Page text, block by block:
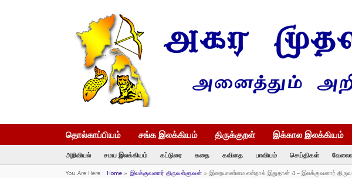
தொல்காப்பியம் சங்க இலக்கியம் திருக்குறள் இக்கால இலக்கியம்
அறிவியல் சமய இலக்கியம் கட்டுரை கதை கவிதை பாவியம் செய்திகள்
You Are Here : Home» இலக்குவனார் திருவள்ளுவன்» இறையாண்மை என்றால் இதுதான் 4 – இலக்குவனார்